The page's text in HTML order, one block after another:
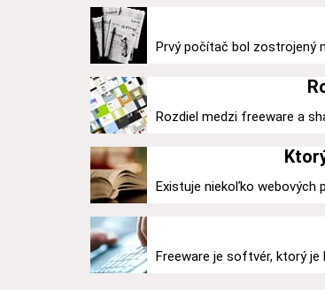
Prvý počítač bol zostrojený
Rozdiel medzi freeware a
Existuje niekoľko webových
Freeware je softvér, ktorý